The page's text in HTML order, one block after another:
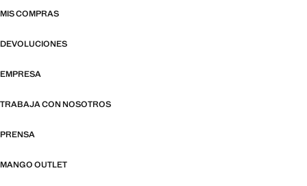
MIS COMPRAS
DEVOLUCIONES
EMPRESA
TRABAJA CON NOSOTROS
PRENSA
MANGO OUTLET